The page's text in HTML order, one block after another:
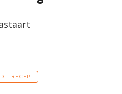
RECEPT